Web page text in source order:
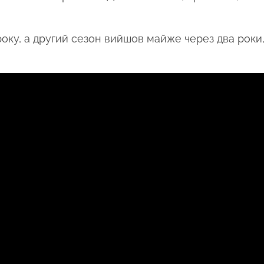
а другий сезон вийшов майже через два роки,